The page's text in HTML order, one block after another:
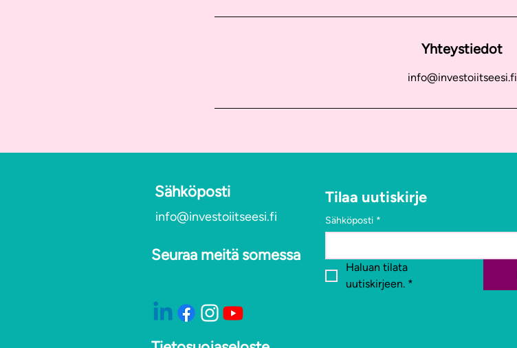
Yhteystiedot
info@investoiitseesi.fi
Sähköposti
Seuraa meitä somessa
info@investoiitseesi.fi
Tilaa uutiskirje
Sähköposti *
Haluan tilata
uutiskirjeen. *